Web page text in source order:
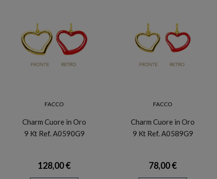
FACCO
Charm Cuore in Oro
9 Kt Ref. A0590G9
128,00 €
FACCO
Charm Cuore in Oro
9 Kt Ref. A0589G9
78,00 €